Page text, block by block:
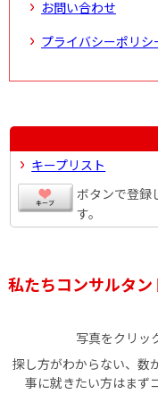
お問い合わせ
プライバシーポリシ
キープリスト
ボタンで登録
す。
私たちコンサルタ
写真をクリッ
探し方がわからない、数
事に就きたい方はまず